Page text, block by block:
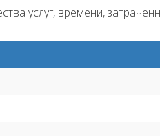
услуг, времени,